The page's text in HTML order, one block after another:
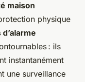
maison
physique
: ils
instantanément
une surveillance